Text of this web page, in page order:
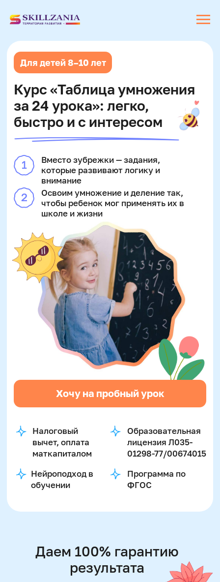
Хочу на пробный урок
Вместо зубрежки — задания,
которые развивают логику и
внимание
Курс «Таблица умножения
за 24 урока»: легко,
быстро и с интересом
Для детей 8–10 лет
Налоговый
вычет, оплата
маткапиталом
Образовательная
лицензия Л035-
01298-77/00674015
Программа по
ФГОС
Нейроподход в
Освоим умножение и деление так,
Даем 100% гарантию
результата
Усложняем задачи постепенно и
даем время адаптироваться
Новые навыки закрепляем через
Дети понимают таблицу, а не
заучивают
Наш итог -
фундаментальное